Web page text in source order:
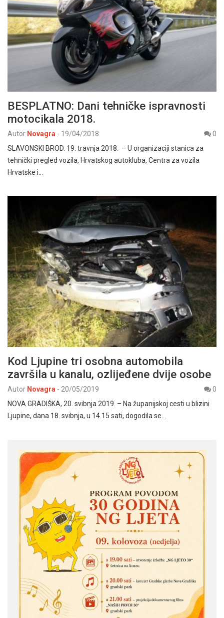
BESPLATNO: Dani tehničke ispravnosti
motocikala 2018.
Autor Novagra - 19/04/2018
0
SLAVONSKI BROD. 19. travnja 2018. – U organizaciji stanica za
tehnički pregled vozila, Hrvatskog autokluba, Centra za vozila
Hrvatske i…
Kod Ljupine tri osobna automobila
završila u kanalu, ozlijeđene dvije osobe
Autor Novagra - 20/05/2019
0
NOVA GRADIŠKA, 20. svibnja 2019. – Na županijskoj cesti u blizini
Ljupine, dana 18. svibnja, u 14.15 sati, dogodila se…